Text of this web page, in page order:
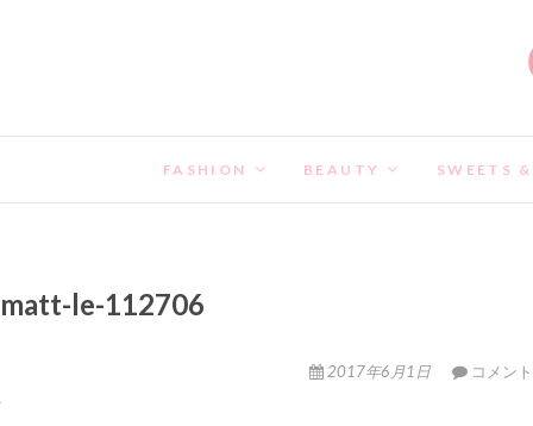
FASHION BEAUTY SWEETS
matt-le-112706
2017年6月1日 コメン